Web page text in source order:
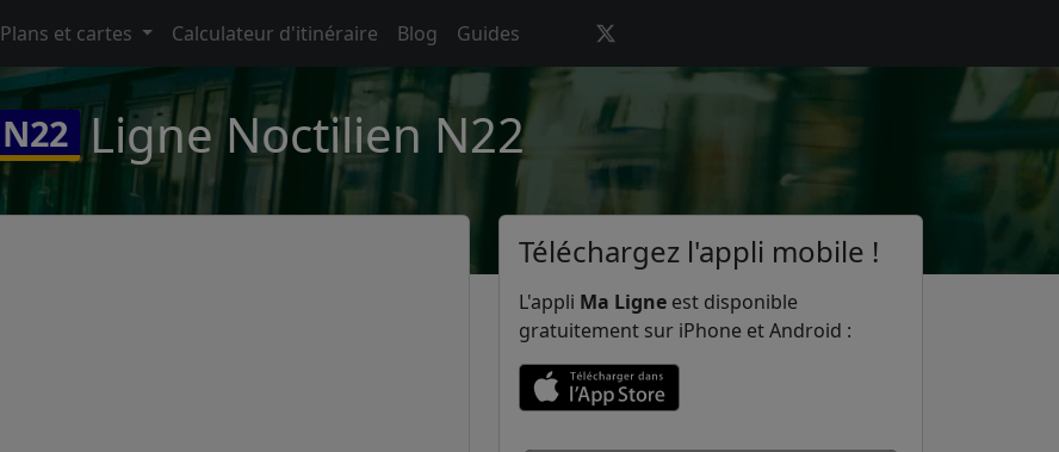
Plans et cartes Calculateur d'itinéraire Blog Guides
N22 Ligne Noctilien N22
Téléchargez l'appli mobile !
L'appli Ma Ligne est disponible
gratuitement sur iPhone et Android :